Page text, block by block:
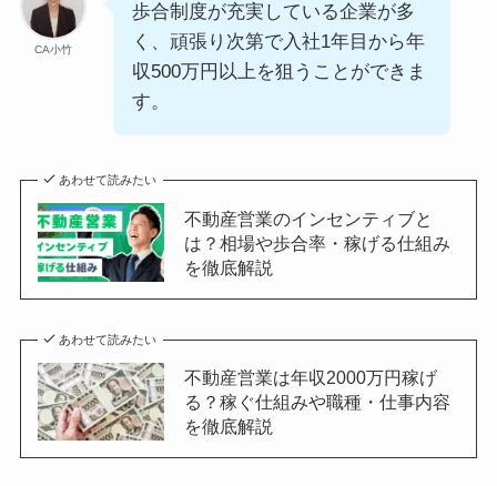
CA小竹
歩合制度が充実している企業が多
く、頑張り次第で入社1年目から年
収500万円以上を狙うことができま
す。
あわせて読みたい
不動産営業のインセンティブと
は？相場や歩合率・稼げる仕組み
を徹底解説
あわせて読みたい
不動産営業は年収2000万円稼げ
る？稼ぐ仕組みや職種・仕事内容
を徹底解説